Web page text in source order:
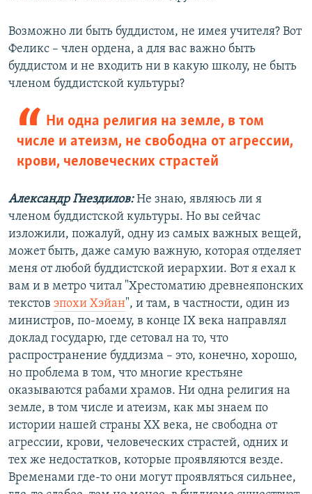
Возможно ли быть буддистом, не имея учителя? Вот
Феликс – член ордена, а для вас важно быть
буддистом и не входить ни в какую школу, не быть
членом буддистской культуры?
Ни одна религия на земле, в том
числе и атеизм, не свободна от агрессии,
крови, человеческих страстей
Александр Гнездилов:Не знаю, являюсь ли я
членом буддистской культуры. Но вы сейчас
изложили, пожалуй, одну из самых важных вещей,
может быть, даже самую важную, которая отделяет
меня от любой буддистской иерархии. Вот я ехал к
вам и в метро читал "Хрестоматию древнеяпонских
текстов эпохи Хэйан", и там, в частности, один из
министров, по-моему, в конце IX века направлял
доклад государю, где сетовал на то, что
распространение буддизма – это, конечно, хорошо,
но проблема в том, что многие крестьяне
оказываются рабами храмов. Ни одна религия на
земле, в том числе и атеизм, как мы знаем по
истории нашей страны ХХ века, не свободна от
агрессии, крови, человеческих страстей, одних и
тех же недостатков, которые проявляются везде.
Временами где-то они могут проявляться сильнее,